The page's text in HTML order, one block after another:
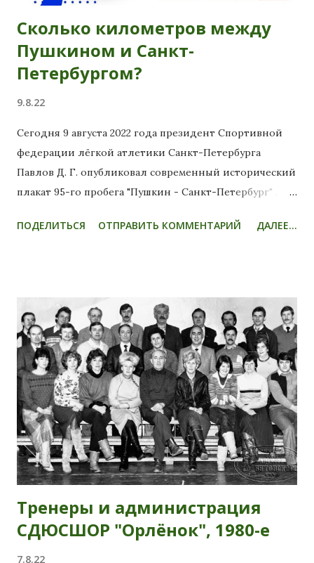
Сколько километров между
Пушкином и Санкт-
Петербургом?
9.8.22
Сегодня 9 августа 2022 года президент Спортивной
федерации лёгкой атлетики Санкт-Петербурга
Павлов Д. Г. опубликовал современный исторический
плакат 95-го пробега "Пушкин - Санкт-Петербург" .
указано 4 расстояния: 42, 30, 10 и 5 км. Так сколько же
при этом сделать его одним из самых современных и
прорывных?" Независимо от того, что он ответит на
этот вопрос на пресс-конференции завтра 10 августа,
сведения об исторической традиции пробега
согласуются с физической географией. Расстояние
первого пробега в 1912 году было 28 вёрст, а,
например, в 1945 году - 30 км (см. "20-й юбилейный
пробег г. Пушкин - Ленинград на приз газеты
"Ленинградская правда", 1945" ).
ПОДЕЛИТЬСЯ ОТПРАВИТЬ КОММЕНТАРИЙ ДАЛЕЕ...
Тренеры и администрация
СДЮСШОР "Орлёнок", 1980-е
7.8.22